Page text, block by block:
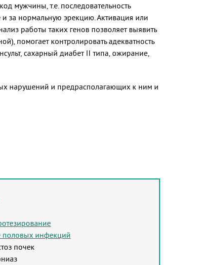
мужчины, т.е. последовательность
за нормальную эрекцию. Активация или
работы таких генов позволяет выявить
помогает контролировать адекватность
сахарный диабет II типа, ожирание,
нарушений и предрасполагающих к ним и
половых инфекций
почек